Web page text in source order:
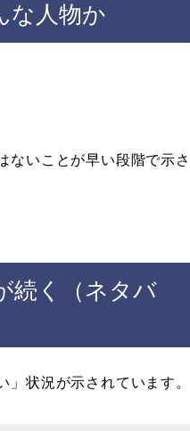
な人物か
ないことが早い段階で示さ
続く（ネタバ
状況が示されています。